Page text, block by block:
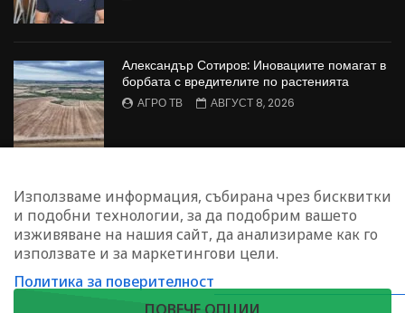
Александър Сотиров: Иновациите помагат в
борбата с вредителите по растенията
АГРО ТВ АВГУСТ 8, 2026
МАЛИНОПРОИЗВОДСТВО: Недостиг на
работна ръка в сектора
БОЖИДАР КАПИТАНСКИ АВГУСТ 8, 2026
Използваме информация, събирана чрез бисквитки
и подобни технологии, за да подобрим вашето
изживяване на нашия сайт, да анализираме как го
използвате и за маркетингови цели.
Политика за поверителност
ЗАПИШЕТЕ СЕ ЗА НАШИЯ БЮЛЕТИН